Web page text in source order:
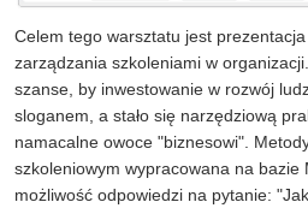
Celem tego warsztatu jest
zarządzania szkoleniami w
szanse, by inwestowanie w rozwój
sloganem, a stało się narzędziową
namacalne owoce "biznesowi".
szkoleniowym wypracowana na bazie
możliwość odpowiedzi na pytanie: